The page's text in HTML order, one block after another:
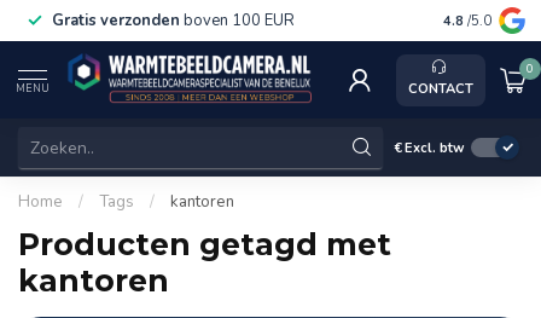
Gratis verzonden boven 100 EUR Service,
4.8 /5.0
MENU CONTACT
0
€Excl. btw
Home / Tags / kantoren
Producten getagd met
kantoren